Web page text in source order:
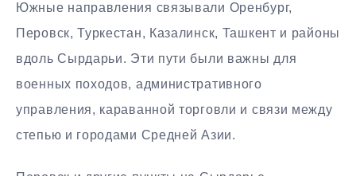
Южные направления связывали Оренбург,
Перовск, Туркестан, Казалинск, Ташкент и районы
вдоль Сырдарьи. Эти пути были важны для
военных походов, административного
управления, караванной торговли и связи между
степью и городами Средней Азии.